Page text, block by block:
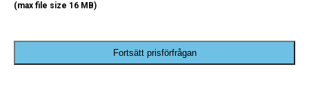
(max file size 16 MB)
Fortsätt prisförfrågan